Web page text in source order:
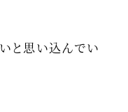
と思い込んでい